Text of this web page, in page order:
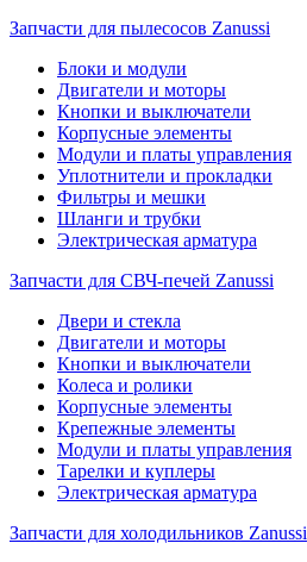
Запчасти для пылесосов Zanussi
Блоки и модули
Двигатели и моторы
Кнопки и выключатели
Корпусные элементы
Модули и платы управления
Уплотнители и прокладки
Фильтры и мешки
Шланги и трубки
Электрическая арматура
Запчасти для СВЧ-печей Zanussi
Двери и стекла
Двигатели и моторы
Кнопки и выключатели
Колеса и ролики
Корпусные элементы
Крепежные элементы
Модули и платы управления
Тарелки и куплеры
Электрическая арматура
Запчасти для холодильников Zanussi